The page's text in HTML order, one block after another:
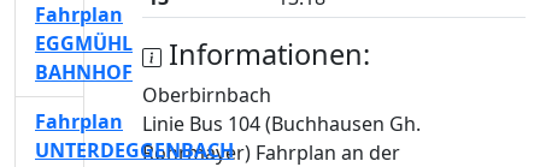
Informationen:
Oberbirnbach
Linie Bus 104 (Buchhausen Gh.
Rohrmayer) Fahrplan an der
Fahrplan
EGGMÜHL
BAHNHOF
Fahrplan
UNTERDEGGENBACH